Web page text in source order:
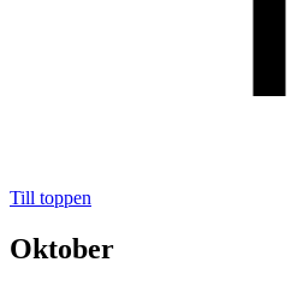
Till toppen
Oktober